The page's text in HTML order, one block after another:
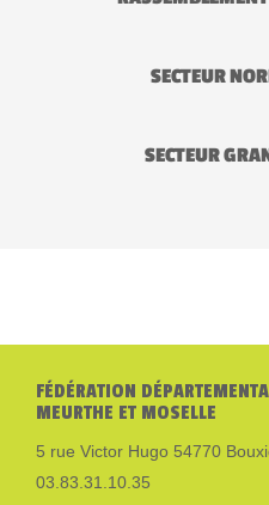
SECTEUR
SECTEUR
FÉDÉRATION
MEURTHE ET MOSELLE
5 rue Victor Hugo 54770
03.83.31.10.35